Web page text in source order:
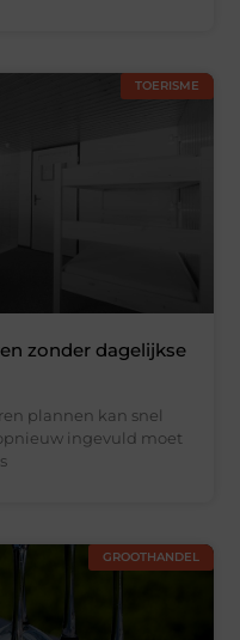
TOERISME
zonder dagelijkse
plannen kan snel
ingevuld moet
GROOTHANDEL